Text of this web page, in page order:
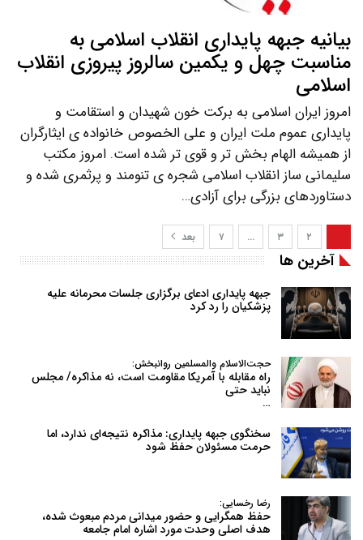
بیانیه جبهه پایداری انقلاب اسلامی به
مناسبت چهل و یکمین سالروز پیروزی انقلاب
اسلامی
امروز ایران اسلامی به برکت خون شهیدان و استقامت و
پایداری عموم ملت ایران و علی الخصوص خانواده ی ایثارگران
از همیشه الهام بخش تر و قوی تر شده است. امروز مکتب
سلیمانی ساز انقلاب اسلامی شجره ی تنومند و پرثمری شده و
دستاوردهای بزرگی برای آزادی…
۲ ۳ … ۷ بعد
آخرین ها
جبهه پایداری ادعای برگزاری جلسات محرمانه علیه
پزشکیان را رد کرد
حجت‌الاسلام والمسلمین روانبخش:
راه مقابله با آمریکا مقاومت است، نه مذاکره/ مجلس
نباید حتی
…
سخنگوی جبهه پایداری: مذاکره نتیجه‌ای ندارد، اما
حرمت مسئولان حفظ شود
رضا رخسایی:
حفظ همگرایی و حضور میدانی مردم مبعوث شده،
هدف اصلی وحدت مورد اشاره امام جامعه